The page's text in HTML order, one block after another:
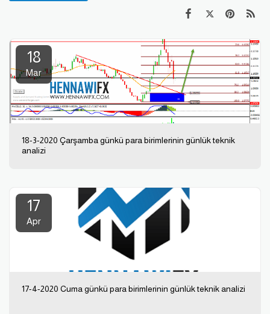
18
Mar
18-3-2020 Çarşamba günkü para birimlerinin günlük teknik
analizi
17
Apr
17-4-2020 Cuma günkü para birimlerinin günlük teknik analizi